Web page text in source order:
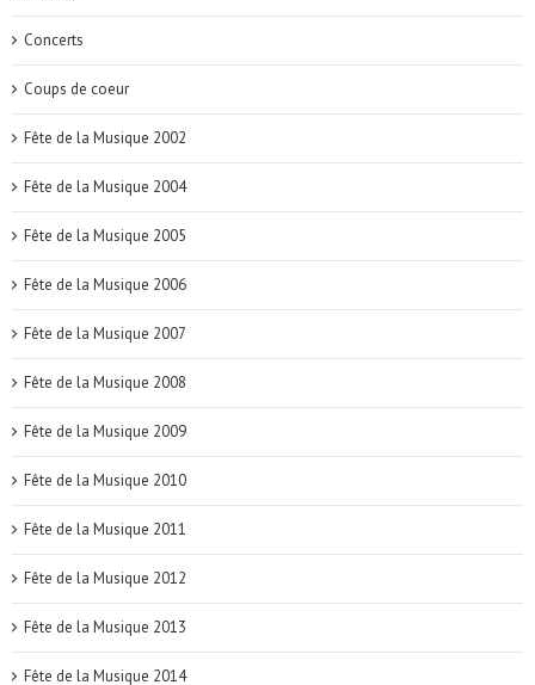
Concerts
Coups de coeur
Fête de la Musique 2002
Fête de la Musique 2004
Fête de la Musique 2005
Fête de la Musique 2006
Fête de la Musique 2007
Fête de la Musique 2008
Fête de la Musique 2009
Fête de la Musique 2010
Fête de la Musique 2011
Fête de la Musique 2012
Fête de la Musique 2013
Fête de la Musique 2014